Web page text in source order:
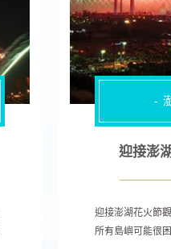
-
迎接澎
迎接澎湖花火節
所有島嶼可能很